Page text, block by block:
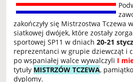
zakończyły się Mistrzostwa Tczewa
siatkowej dwójek, które zostały
sportowej SP11 w dniach20-21
reprezentanci w grupie dziewcząt i
po wspaniałej walce wywalczyli I
tytuły MISTRZÓW TCZEWA,
dyplomy.